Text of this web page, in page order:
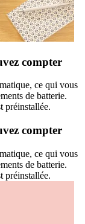
compter
ce qui vous
de batterie.
préinstallée.
compter
ce qui vous
de batterie.
préinstallée.